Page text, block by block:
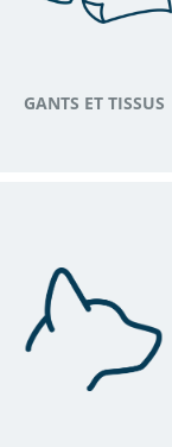
GANTS ET TISSUS